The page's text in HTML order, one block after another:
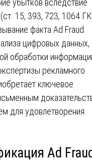
15, 393, 723, 1064
факта Ad Fraud
цифровых данных,
обработки
рекламного
ключевое
для удовлетворения
Ad